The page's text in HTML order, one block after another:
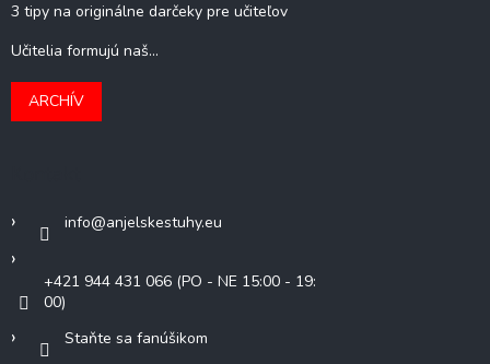
3 tipy na originálne darčeky pre učiteľov
Učitelia formujú naš...
ARCHÍV
info@anjelskestuhy.eu
+421 944 431 066 (PO - NE 15:00 - 19:
00)
Staňte sa fanúšikom